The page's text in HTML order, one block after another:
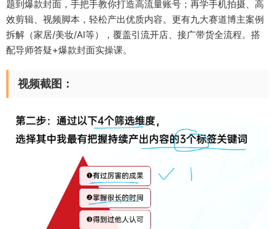
题到爆款封面，手把手教你打造高流量账号；再学手机拍摄、高
效剪辑、视频脚本，轻松产出优质内容。更有九大赛道博主案例
拆解（家居/美妆/AI等），覆盖引流开店、接广带货全流程。搭
配导师答疑+爆款封面实操课。
视频截图：